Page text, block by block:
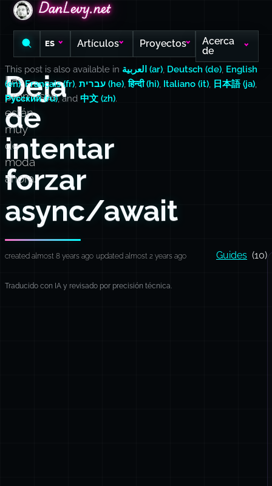
DanLevy.net
DanLevy.net
DanLevy.net
ES Artículos Proyectos
Acerca
de
Deja
de
intentar
forzar
async/await
Las
promesas
están
muy
de
moda
ahora.
This post is also available in العربية (ar), Deutsch (de), English
(en),Français (fr), עברית (he),हिन्दी (hi), Italiano (it), 日本語 (ja),
Русский (ru), and 中文 (zh).
created almost 8 years ago updated almost 2 years ago Guides (10)
Traducido con IA y revisado por precisión técnica.